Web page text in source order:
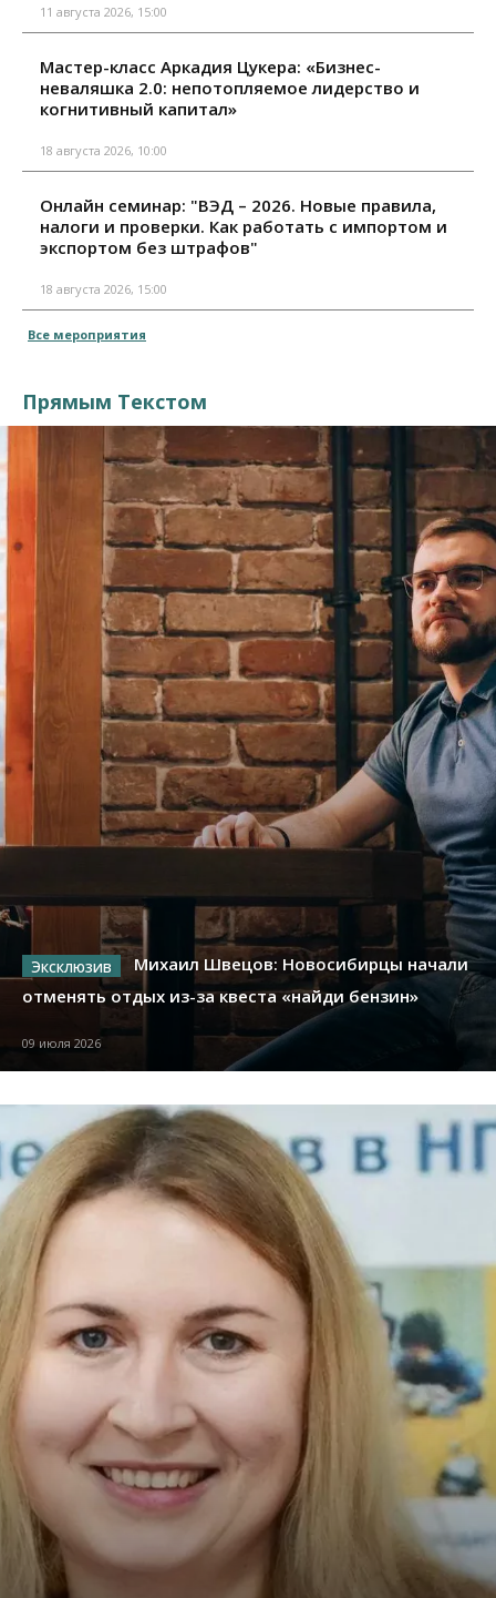
11 августа 2026, 15:00
Мастер-класс Аркадия Цукера: «Бизнес-
неваляшка 2.0: непотопляемое лидерство и
когнитивный капитал»
18 августа 2026, 10:00
Онлайн семинар: "ВЭД – 2026. Новые правила,
налоги и проверки. Как работать с импортом и
экспортом без штрафов"
18 августа 2026, 15:00
Все мероприятия
Прямым Текстом
Михаил Швецов: Новосибирцы начали
отменять отдых из-за квеста «найди бензин»
09 июля 2026